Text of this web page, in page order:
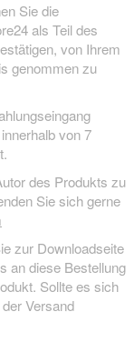
Sie die
als Teil des
von Ihrem
genommen zu
von 7
des Produkts zu
Sie sich gerne
zur Downloadseite
an diese Bestellung
Sollte es sich
Versand